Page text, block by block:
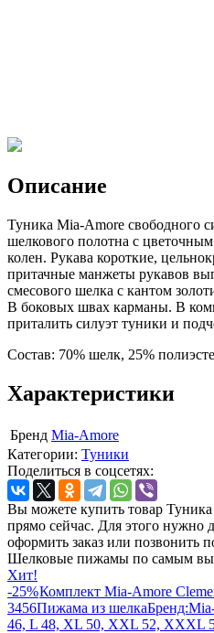
Описание
Туника Mia-Amore свободного
шелкового полотна с
колен. Рукава короткие,
притачные манжеты рукавов
смесового шелка с кантом
В боковых швах карманы. В
приталить силуэт туники и
Состав: 70% шелк, 25%
Характеристики
Бренд Mia-Amore
Категории: Туники
Поделиться в соцсетях:
Вы можете купить товар
прямо сейчас. Для этого нужно
оформить заказ или позвонить
Шелковые пижамы по самым
Хит!
-25%Комплект Mia-Amore
3456Пижама из шелкаБренд:
46, L 48, XL 50, XXL 52, XXXL